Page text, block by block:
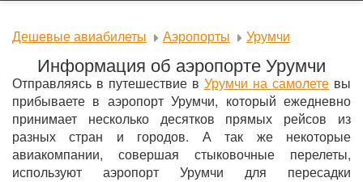
Дешевые авиабилеты Аэропорты Урумчи
Информация об аэропорте Урумчи
Отправляясь в путешествие в Урумчи на самолете вы
прибываете в аэропорт Урумчи, который ежедневно
принимает несколько десятков прямых рейсов из
разных стран и городов. А так же некоторые
авиакомпании, совершая стыковочные перелеты,
используют аэропорт Урумчи для пересадки